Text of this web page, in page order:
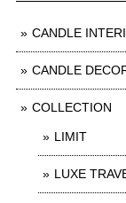
CANDLE
CANDLE
COLLECTION
LIMIT
LUXE